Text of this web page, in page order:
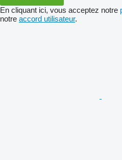
En cliquant ici, vous acceptez notre
notre accord utilisateur.